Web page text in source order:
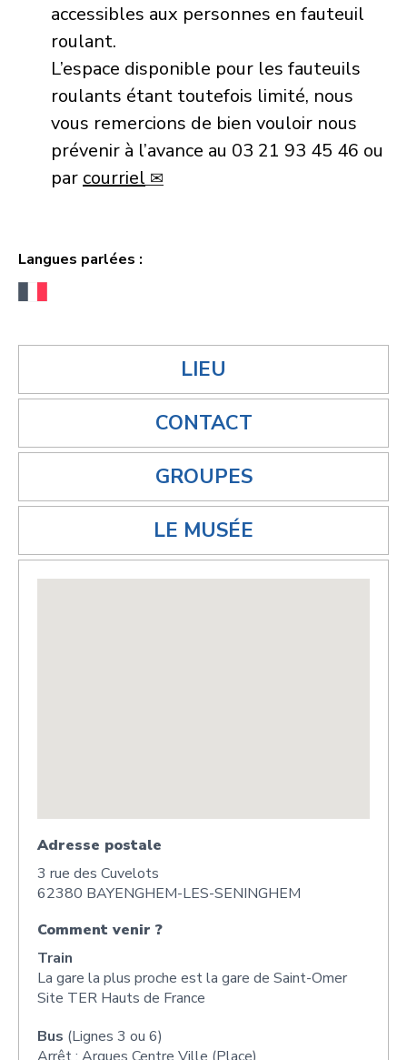
accessibles aux personnes en fauteuil
roulant.
L’espace disponible pour les fauteuils
roulants étant toutefois limité, nous
vous remercions de bien vouloir nous
prévenir à l’avance au 03 21 93 45 46 ou
par courriel
Langues parlées :
LIEU
CONTACT
GROUPES
LE MUSÉE
Adresse postale
3 rue des Cuvelots
62380 BAYENGHEM-LES-SENINGHEM
Comment venir ?
Train
La gare la plus proche est la gare de Saint-Omer
Site TER Hauts de France
Bus (Lignes 3 ou 6)
Arrêt : Arques Centre Ville (Place)